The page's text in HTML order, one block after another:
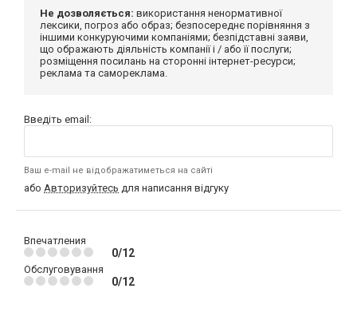
Не дозволяється: використання ненормативної
лексики, погроз або образ; безпосереднє порівняння з
іншими конкуруючими компаніями; безпідставні заяви,
що ображають діяльність компанії і / або її послуги;
розміщення посилань на сторонні інтернет-ресурси;
реклама та самореклама.
Введіть email:
Ваш e-mail не відображатиметься на сайті
або Авторизуйтесь для написання відгуку
Впечатления
0/12
Обслуговування
0/12